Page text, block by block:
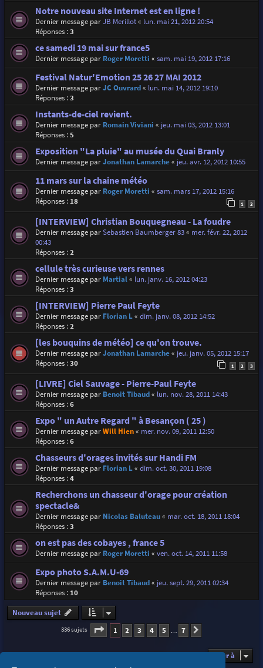
Notre nouveau site Internet est en ligne !
Dernier message parJB Merillot« lun. mai 21, 2012 20:54
Réponses :3
ce samedi 19 mai sur france5
Dernier message par Roger Moretti « sam. mai 19, 2012 17:16
Festival Natur'Emotion 25 26 27 MAI 2012
Dernier message parJC Ouvrard« lun. mai 14, 2012 19:10
Réponses :3
Instants-de-ciel revient.
Dernier message par Romain Viviani « jeu. mai 03, 2012 13:01
Réponses :5
Exposition "La pluie" au musée du Quai Branly
Dernier message parJonathan Lamarche« jeu. avr. 12, 2012 10:55
11 mars sur la chaine météo
Dernier message par Roger Moretti « sam. mars 17, 2012 15:16
Réponses : 18 1 2
[INTERVIEW] Christian Bouquegneau - La foudre
Dernier message parSebastien Baumberger 83« mer. févr. 22, 2012
00:43
Réponses :2
cellule très curieuse vers rennes
Dernier message par Martial« lun. janv. 16, 2012 04:23
Réponses :3
[INTERVIEW] Pierre Paul Feyte
Dernier message par Florian L« dim. janv. 08, 2012 14:52
Réponses :2
[les bouquins de météo] ce qu'on trouve.
Dernier message parJonathan Lamarche« jeu. janv. 05, 2012 15:17
Réponses :30 1 2 3
[LIVRE] Ciel Sauvage - Pierre-Paul Feyte
Dernier message par Benoit Tibaud« lun. nov. 28, 2011 14:43
Réponses :6
Expo " un Autre Regard " à Besançon ( 25 )
Dernier message parWill Hien« mer. nov. 09, 2011 12:50
Réponses :6
Chasseurs d'orages invités sur Handi FM
Dernier message par Florian L« dim. oct. 30, 2011 19:08
Réponses :4
Recherchons un chasseur d'orage pour création
spectacle&
Dernier message par Nicolas Baluteau« mar. oct. 18, 2011 18:04
Réponses :3
on est pas des cobayes , france 5
Dernier message par Roger Moretti « ven. oct. 14, 2011 11:58
Expo photo S.A.M.U-69
Dernier message par Benoit Tibaud« jeu. sept. 29, 2011 02:34
Réponses : 10
Nouveau sujet
336 sujets Page 1sur
1 2 3 4 5 7
Aller à